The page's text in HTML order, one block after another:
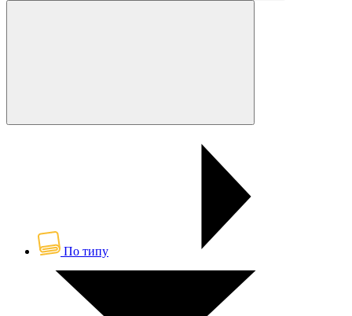
По типу